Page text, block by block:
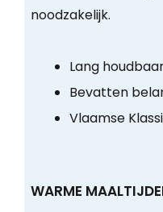
noodzakelijk.
Lang
Bevatten
Vlaamse
WARME